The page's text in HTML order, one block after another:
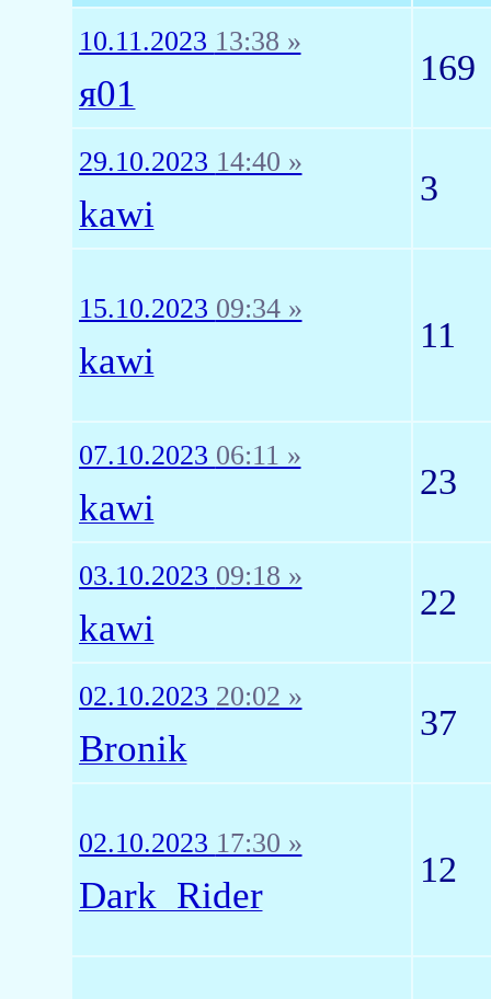
10.11.2023 13:38 »
я01
169
29.10.2023 14:40 »
kawi
3
15.10.2023 09:34 »
kawi
11
07.10.2023 06:11 »
kawi
23
03.10.2023 09:18 »
kawi
22
02.10.2023 20:02 »
Bronik
37
02.10.2023 17:30 »
Dark_Rider
12